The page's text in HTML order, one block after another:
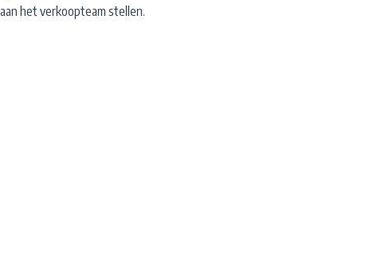
het verkoopteam stellen.